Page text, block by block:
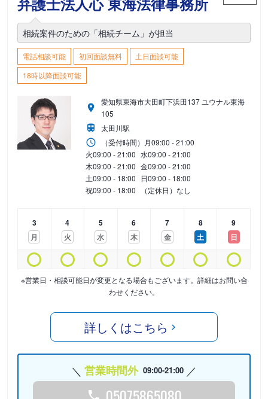
相続案件のための「相続チーム」が担当
電話相談可能 初回面談無料
土日面談可能
18時以降面談可能
愛知県東海市大田町下浜田137 ユウナル東海
105
太田川駅
（受付時間） 月09:00 - 21:00
火09:00 - 21:00 水09:00 - 21:00
木09:00 - 21:00 金09:00 - 21:00
土09:00 - 18:00 日09:00 - 18:00
祝09:00 - 18:00 （定休日）なし
3
月
4
火
5
水
6
木
7
金
8
土
9
日
※営業日・相談可能日が変更となる場合もございます。詳細はお問い合
わせください。
詳しくはこちら
営業時間外 09:00-21:00